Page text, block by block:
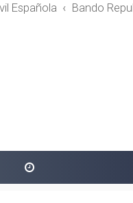
Española Bando